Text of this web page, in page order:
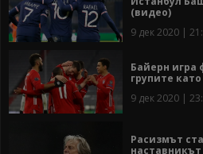
(видео)
9 дек 2020 |
Байерн
групите
9 дек 2020 |
Расизмът